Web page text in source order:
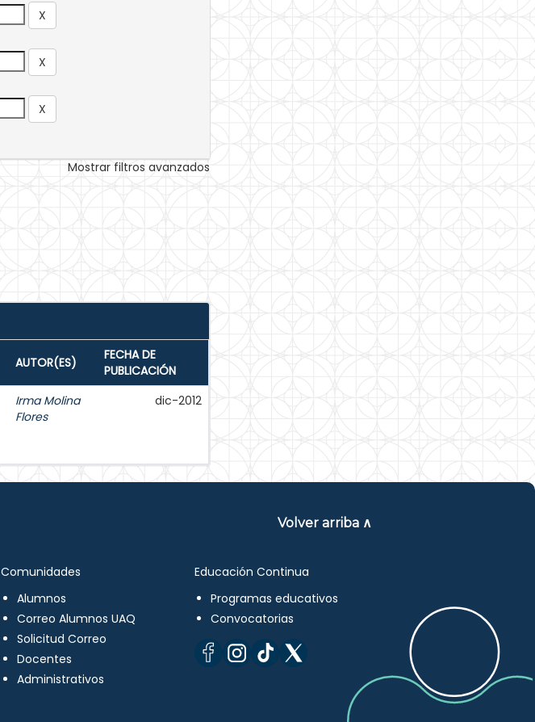
Mostrar filtros avanzados
AUTOR(ES)
FECHA DE
PUBLICACIÓN
Irma Molina
Flores
dic-2012
Volver arriba ∧
Comunidades
Alumnos
Correo Alumnos UAQ
Solicitud Correo
Docentes
Administrativos
Educación Continua
Programas educativos
Convocatorias